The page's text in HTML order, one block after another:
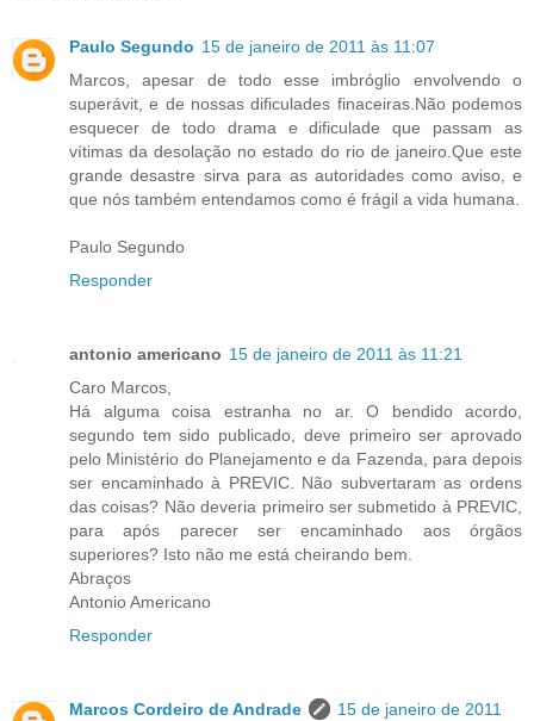
Paulo Segundo 15 de janeiro de 2011 às 11:07
Marcos, apesar de todo esse imbróglio envolvendo o
superávit, e de nossas dificulades finaceiras.Não podemos
esquecer de todo drama e dificulade que passam as
vítimas da desolação no estado do rio de janeiro.Que este
grande desastre sirva para as autoridades como aviso, e
que nós também entendamos como é frágil a vida humana.
Paulo Segundo
Responder
antonio americano 15 de janeiro de 2011 às 11:21
Caro Marcos,
Há alguma coisa estranha no ar. O bendido acordo,
segundo tem sido publicado, deve primeiro ser aprovado
pelo Ministério do Planejamento e da Fazenda, para depois
ser encaminhado à PREVIC. Não subvertaram as ordens
das coisas? Não deveria primeiro ser submetido à PREVIC,
para após parecer ser encaminhado aos órgãos
superiores? Isto não me está cheirando bem.
Abraços
Antonio Americano
Responder
Marcos Cordeiro de Andrade
15 de janeiro de 2011